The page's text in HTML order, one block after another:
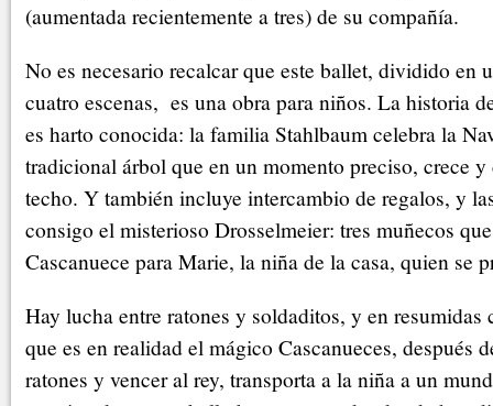
(aumentada recientemente a tres) de su compañía.
No es necesario recalcar que este ballet, dividido en
cuatro escenas, es una obra para niños. La historia
es harto conocida: la familia Stahlbaum celebra la
tradicional árbol que en un momento preciso, crece y
techo. Y también incluye intercambio de regalos, y
consigo el misterioso Drosselmeier: tres muñecos
Cascanuece para Marie, la niña de la casa, quien se
Hay lucha entre ratones y soldaditos, y en resumidas
que es en realidad el mágico Cascanueces, después
ratones y vencer al rey, transporta a la niña a un